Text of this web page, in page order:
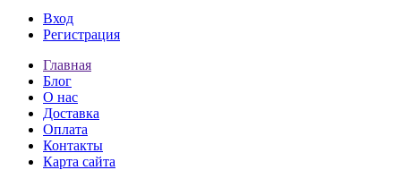
Вход
Регистрация
Главная
Блог
О нас
Доставка
Оплата
Контакты
Карта сайта